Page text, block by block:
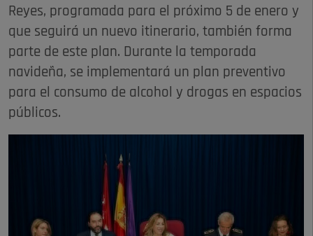
Reyes, programada para el próximo 5 de enero y
que seguirá un nuevo itinerario, también forma
parte de este plan. Durante la temporada
navideña, se implementará un plan preventivo
para el consumo de alcohol y drogas en espacios
públicos.